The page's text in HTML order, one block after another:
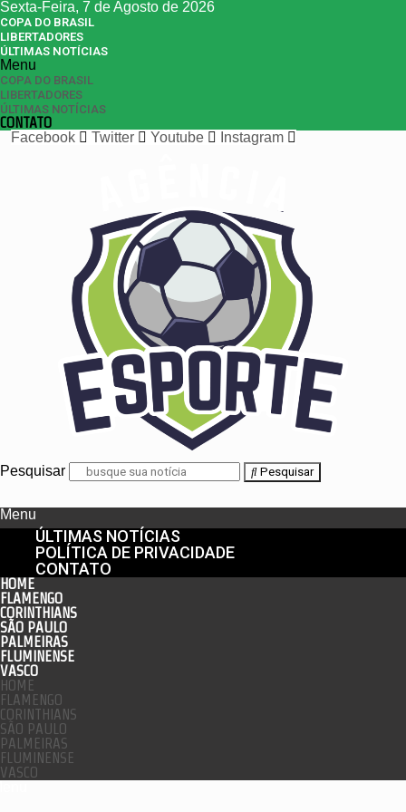
Sexta-Feira, 7 de Agosto de 2026
COPA DO BRASIL
LIBERTADORES
ÚLTIMAS NOTÍCIAS
Menu
COPA DO BRASIL
LIBERTADORES
ÚLTIMAS NOTÍCIAS
CONTATO
Facebook
Twitter Youtube Instagram
Pesquisar Pesquisar
Menu
ÚLTIMAS NOTÍCIAS
POLÍTICA DE PRIVACIDADE
CONTATO
HOME
FLAMENGO
CORINTHIANS
SÃO PAULO
PALMEIRAS
FLUMINENSE
VASCO
HOME
FLAMENGO
CORINTHIANS
SÃO PAULO
PALMEIRAS
FLUMINENSE
VASCO